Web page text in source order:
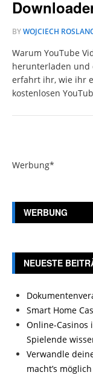
BYWOJCIECH
Warum YouTube
herunterladen und
erfahrt ihr, wie ihr
kostenlosen
Werbung*
WERBUNG
NEUESTE
Smart Home
Online-Casinos
Spielende
Verwandle
macht’s möglich